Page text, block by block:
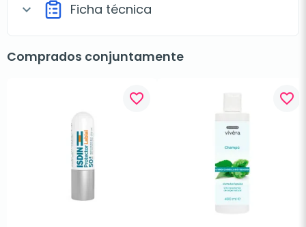
expand_more Ficha técnica
Comprados conjuntamente
favorite_border favorite_border